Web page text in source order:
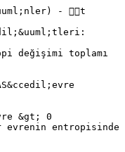
- t
değişimi toplamı
&gt; 0
evrenin entropisinde